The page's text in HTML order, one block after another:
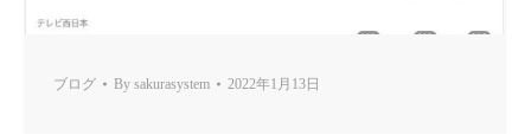
ブログ By sakurasystem 2022年1月13日